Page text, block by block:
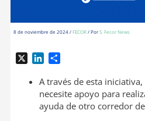
8 de noviembre de 2024/FECOR/ PorS. Fecor News
n
k
e
m
p
a
A través de esta
necesite apoyo para
ayuda de otro corredor de